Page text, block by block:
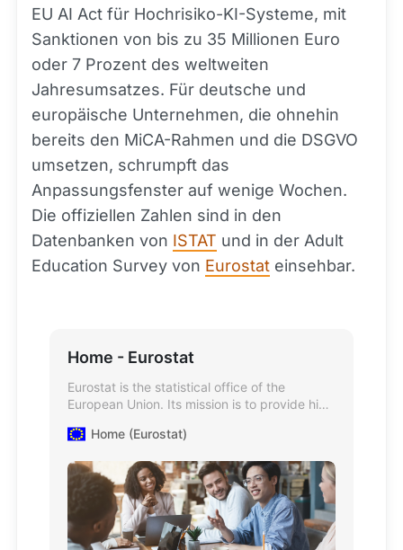
EU AI Act für Hochrisiko-KI-Systeme, mit
Sanktionen von bis zu 35 Millionen Euro
oder 7 Prozent des weltweiten
Jahresumsatzes. Für deutsche und
europäische Unternehmen, die ohnehin
bereits den MiCA-Rahmen und die DSGVO
umsetzen, schrumpft das
Anpassungsfenster auf wenige Wochen.
Die offiziellen Zahlen sind in den
Datenbanken von ISTAT und in der Adult
Education Survey von Eurostat einsehbar.
Home - Eurostat
Eurostat is the statistical office of the
European Union. Its mission is to provide high
Home (Eurostat)